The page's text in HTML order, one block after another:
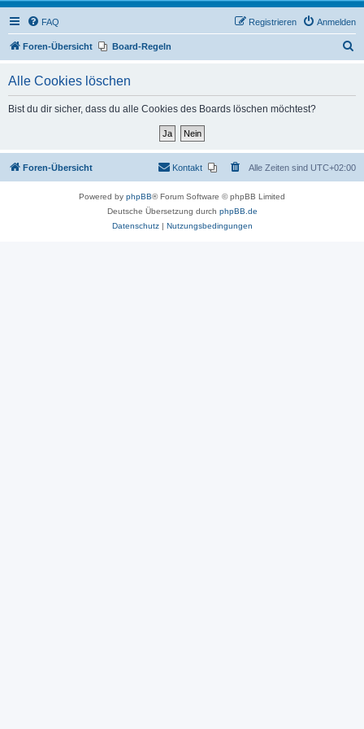
FAQ Anmelden
Registrieren
Foren-Übersicht Board-Regeln
Alle Cookies löschen
Bist du dir sicher, dass du alle Cookies des Boards löschen möchtest?
Foren-Übersicht Alle Zeiten sind UTC+02:00
Kontakt
Powered by phpBB® Forum Software © phpBB Limited
Deutsche Übersetzung durch phpBB.de
Datenschutz| Nutzungsbedingungen